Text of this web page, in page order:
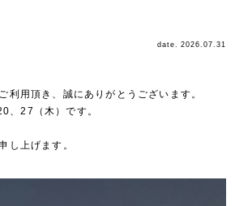
date. 2026.07.31
利用頂き、誠にありがとうございます。
、27（木）です。
し上げます。